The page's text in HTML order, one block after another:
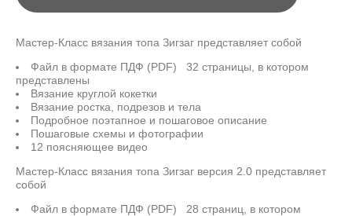
Мастер-Класс вязания топа Зигзаг представляет собой
Файл в формате ПДФ (PDF) 32 страницы, в котором
представлены
Вязание круглой кокетки
Вязание ростка, подрезов и тела
Подробное поэтапное и пошаговое описание
Пошаговые схемы и фотографии
12 поясняющее видео
Мастер-Класс вязания топа Зигзаг версия 2.0 представляет
собой
Файл в формате ПДФ (PDF) 28 страниц, в котором